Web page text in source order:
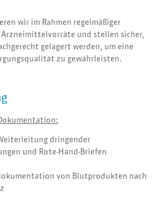
wir im Rahmen regelmäßiger
und stellen sicher,
gelagert werden, um eine
zu gewährleisten.
dringender
und Rote-Hand-Briefen
von Blutprodukten nach